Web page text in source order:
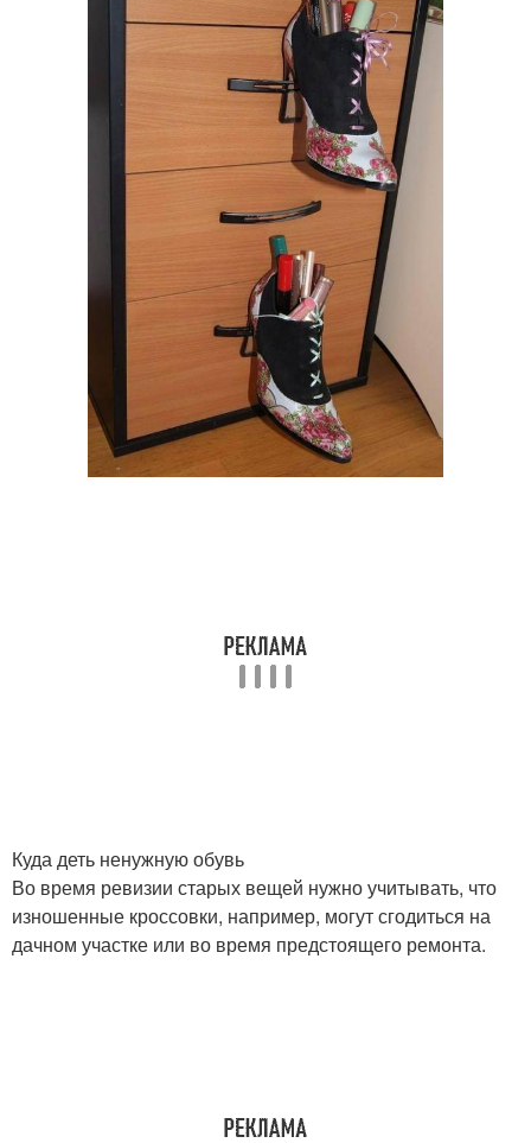
Куда деть ненужную обувь
Во время ревизии старых вещей нужно учитывать, что
изношенные кроссовки, например, могут сгодиться на
дачном участке или во время предстоящего ремонта.